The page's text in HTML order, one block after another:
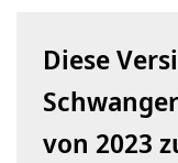
Diese
von 2023